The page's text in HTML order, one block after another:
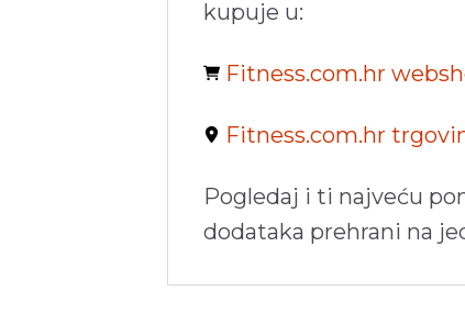
kupuje u:
Fitness.com.hr
Fitness.com.hr
Pogledaj i ti najveću
dodataka prehrani na